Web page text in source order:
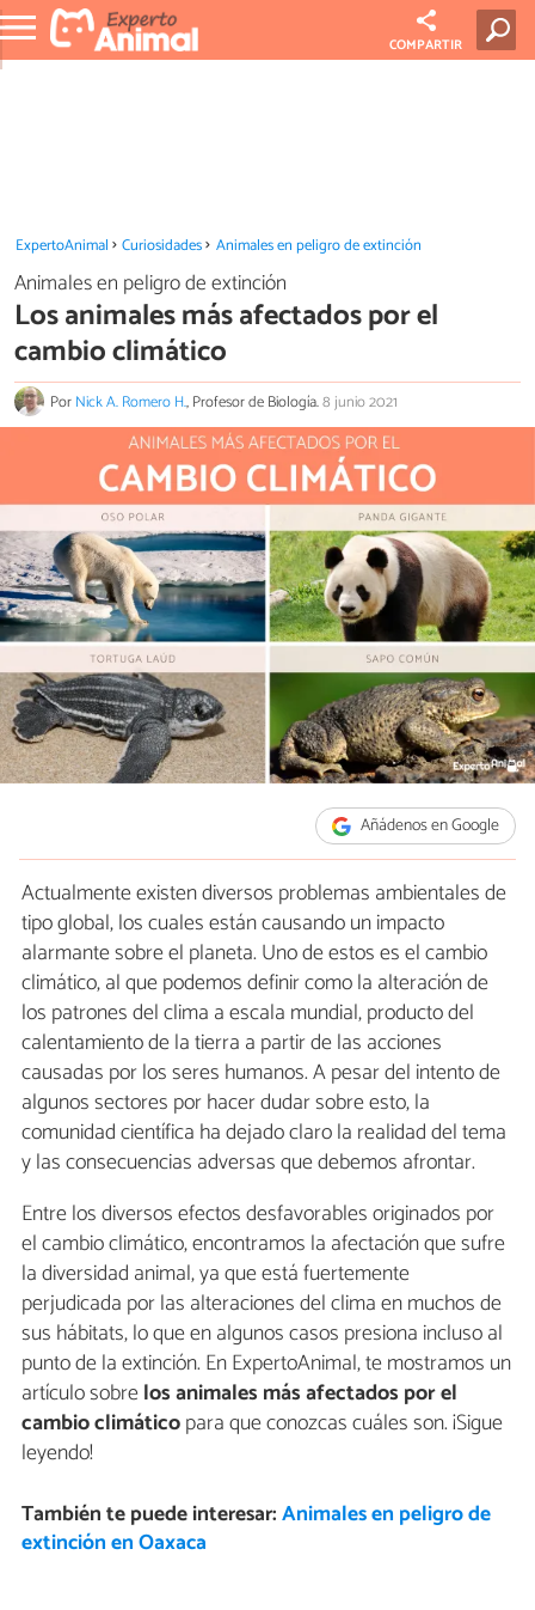
COMPARTIR
ExpertoAnimal Curiosidades Animales en peligro de extinción
Animales en peligro de extinción
Los animales más afectados por el
cambio climático
PorNick A. Romero H., Profesor de Biología.8 junio 2021
Añádenos en Google
Actualmente existen diversos problemas ambientales de
tipo global, los cuales están causando un impacto
alarmante sobre el planeta. Uno de estos es el cambio
climático, al que podemos definir como la alteración de
los patrones del clima a escala mundial, producto del
calentamiento de la tierra a partir de las acciones
causadas por los seres humanos. A pesar del intento de
algunos sectores por hacer dudar sobre esto, la
comunidad científica ha dejado claro la realidad del tema
y las consecuencias adversas que debemos afrontar.
Entre los diversos efectos desfavorables originados por
el cambio climático, encontramos la afectación que sufre
la diversidad animal, ya que está fuertemente
perjudicada por las alteraciones del clima en muchos de
sus hábitats, lo que en algunos casos presiona incluso al
punto de la extinción. En ExpertoAnimal, te mostramos un
artículo sobrelos animales más afectados por el
cambio climáticopara que conozcas cuáles son. ¡Sigue
leyendo!
También te puede interesar:Animales en peligro de
extinción en Oaxaca